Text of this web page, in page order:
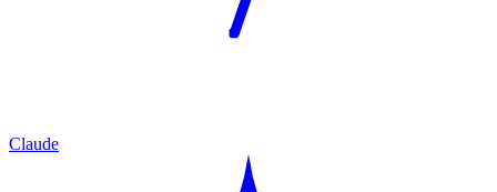
Claude